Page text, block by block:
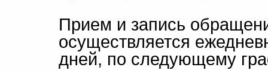
Прием и запись
осуществляется
дней, по следующему